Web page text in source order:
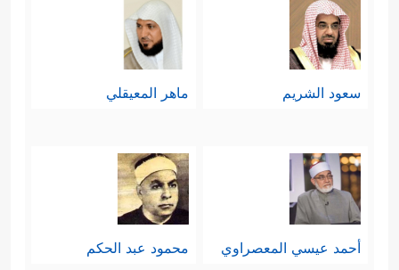
سعود الشريم ماهر المعيقلي
أحمد عيسي المعصراوي محمود عبد الحكم